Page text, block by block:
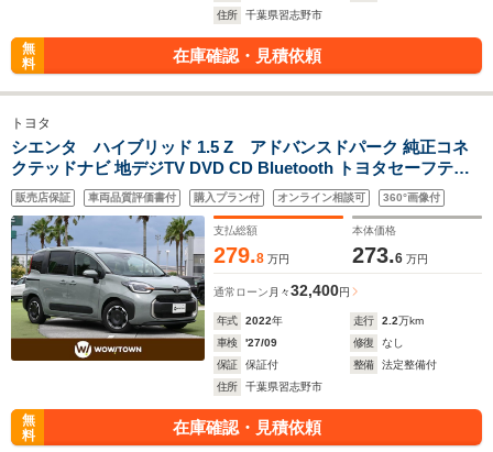
住所
千葉県習志野市
無
料
在庫確認・見積依頼
トヨタ
シエンタ ハイブリッド 1.5 Z アドバンスドパーク 純正コネ
クテッドナビ 地デジTV DVD CD Bluetooth トヨタセーフティ
センス レーダークルーズコントロール 両側パワースライドドア
全方位モニター LEDヘッドライト ステアリングヒーター ETC
販売店保証 車両品質評価書付 購入プラン付 オンライン相談可 360°画像付
支払総額
279.8 万円
本体価格
273.6 万円
通常ローン 月々32,400円
年式 2022年 走行 2.2万km
車検
'27/09 修復
なし
保証
保証付 整備
法定整備付
住所
千葉県習志野市
無
料
在庫確認・見積依頼